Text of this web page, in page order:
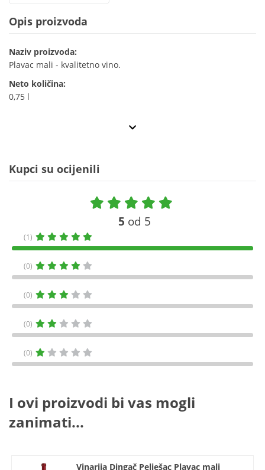
Opis proizvoda
Naziv proizvoda:
Plavac mali - kvalitetno vino.
Neto količina:
0,75 l
Kupci su ocijenili
5 od 5
(1)
(0)
(0)
(0)
(0)
I ovi proizvodi bi vas mogli
zanimati...
Vinarija Dingač Pelješac Plavac mali